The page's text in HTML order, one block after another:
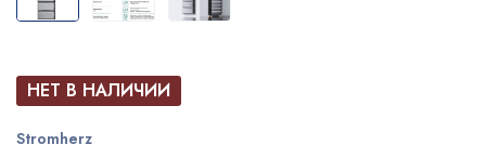
НЕТ В НАЛИЧИИ
Stromherz